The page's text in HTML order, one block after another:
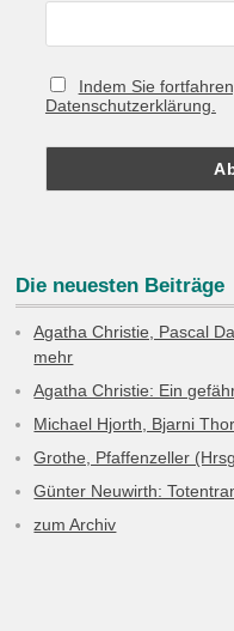
Indem Sie
Datenschutzerklärung.
Die neuesten Beiträge
Agatha Christie, Pascal
mehr
Agatha Christie: Ein
Michael Hjorth, Bjarni
Grothe, Pfaffenzeller
Günter Neuwirth:
zum Archiv